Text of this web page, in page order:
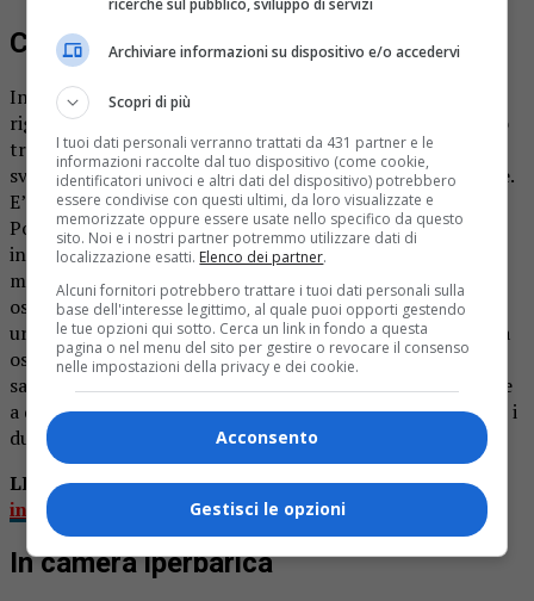
Coniugi Trivero intossicati
Intossicazione da monossido di carbonio: il caso ha
riguardato una coppia residente nel Triverese. E’ successo
tra giovedì e venerdì quando una donna di 58 anni si è
svegliata con un forte mal di testa e difficoltà respiratorie.
E’ stata accompagnata all’ospedale “Degli Infermi” di
Ponderano, dove le è stata diagnosticata una
intossicazione. Ma anche il marito aveva accusato un
malessere. E la diagnosi era la stessa per lui. I medici
ospedalieri hanno quindi optato per un trattamento
urgente in camera iperbarica, dove sono stati sottoposti a
ossigenoterapia. A quanto pare, l’origine del gas tossico
sarebbe un braciere (o qualcosa di simile) non funzionante
a dovere: e come sempre accade, senza rendersene conto, i
due coniugi ne stavano respirando i fumi.
LEGGI ANCHE:Monossido di carbonio: donna
intossicata da un braciere
In camera iperbarica
Archiviare informazioni su dispositivo e/o accedervi
Scopri di più
I tuoi dati personali verranno trattati da 431 partner e le
informazioni raccolte dal tuo dispositivo (come cookie,
identificatori univoci e altri dati del dispositivo) potrebbero
essere condivise con questi ultimi, da loro visualizzate e
memorizzate oppure essere usate nello specifico da questo
sito. Noi e i nostri partner potremmo utilizzare dati di
localizzazione esatti. Elenco dei partner.
Alcuni fornitori potrebbero trattare i tuoi dati personali sulla
base dell'interesse legittimo, al quale puoi opporti gestendo
le tue opzioni qui sotto. Cerca un link in fondo a questa
pagina o nel menu del sito per gestire o revocare il consenso
nelle impostazioni della privacy e dei cookie.
Acconsento
Gestisci le opzioni